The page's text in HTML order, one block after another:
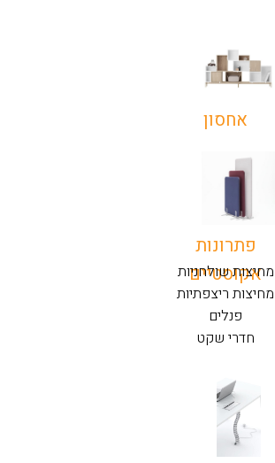
אחסון
פתרונות
אקוסטיים
מחיצות שולחניות
מחיצות ריצפתיות
פנלים
חדרי שקט